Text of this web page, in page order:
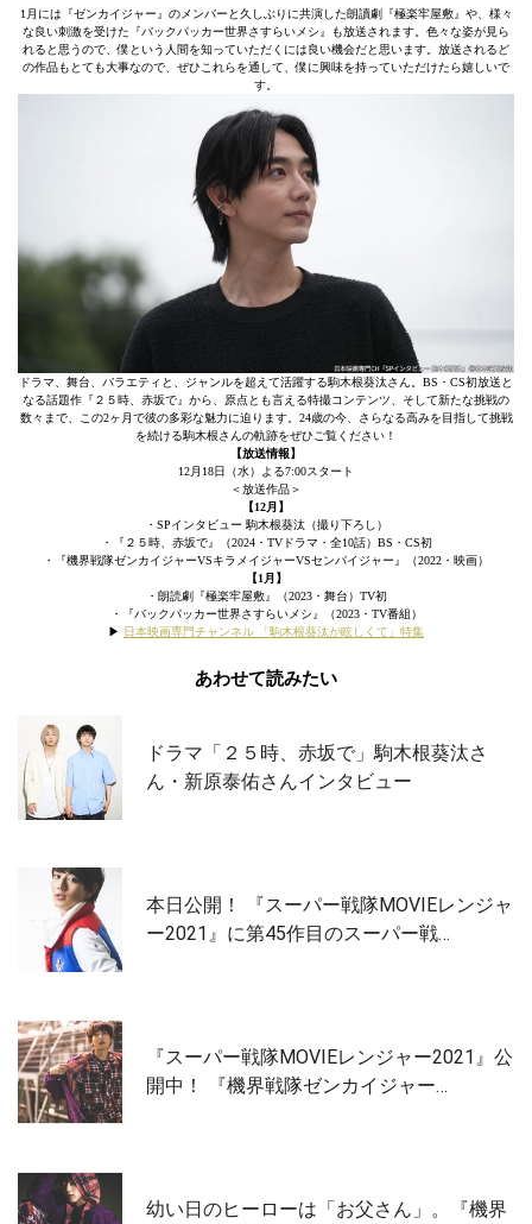
1月には『ゼンカイジャー』のメンバーと久しぶりに共演した朗讀劇『極楽牢屋敷』や、様々
な良い刺激を受けた『バックパッカー世界さすらいメシ』も放送されます。色々な姿が見ら
れると思うので、僕という人間を知っていただくには良い機会だと思います。放送されるど
の作品もとても大事なので、ぜひこれらを通して、僕に興味を持っていただけたら嬉しいで
す。
ドラマ、舞台、バラエティと、ジャンルを超えて活躍する駒木根葵汰さん。BS・CS初放送と
なる話題作『２５時、赤坂で』から、原点とも言える特撮コンテンツ、そして新たな挑戦の
数々まで、この2ヶ月で彼の多彩な魅力に迫ります。24歳の今、さらなる高みを目指して挑戦
を続ける駒木根さんの軌跡をぜひご覧ください！
【放送情報】
12月18日（水）よる7:00スタート
＜放送作品＞
【12月】
・SPインタビュー 駒木根葵汰（撮り下ろし）
・『２５時、赤坂で』（2024・TVドラマ・全10話）BS・CS初
・『機界戦隊ゼンカイジャーVSキラメイジャーVSセンパイジャー』（2022・映画）
【1月】
・朗読劇『極楽牢屋敷』（2023・舞台）TV初
・『バックパッカー世界さすらいメシ』（2023・TV番組）
▶︎ 日本映画専門チャンネル 「駒木根葵汰が眩しくて」特集
あわせて読みたい
ドラマ「２５時、赤坂で」駒木根葵汰さ
ん・新原泰佑さんインタビュー
本日公開！ 『スーパー戦隊MOVIEレンジャ
ー2021』に第45作目のスーパー戦…
『スーパー戦隊MOVIEレンジャー2021』公
開中！ 『機界戦隊ゼンカイジャー…
幼い日のヒーローは「お父さん」。『機界